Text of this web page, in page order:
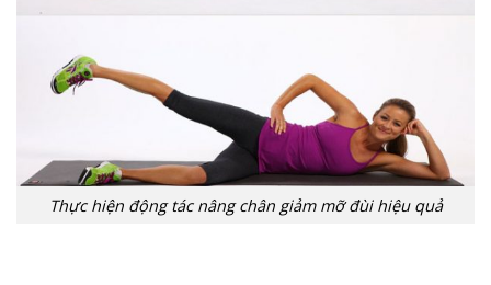
Thực hiện động tác nâng chân giảm mỡ đùi hiệu quả